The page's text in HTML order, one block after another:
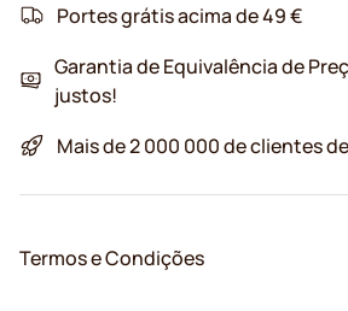
Portes grátis acima de 49 €
Garantia de Equivalência de
justos!
Mais de 2 000 000 de clientes
Termos e Condições